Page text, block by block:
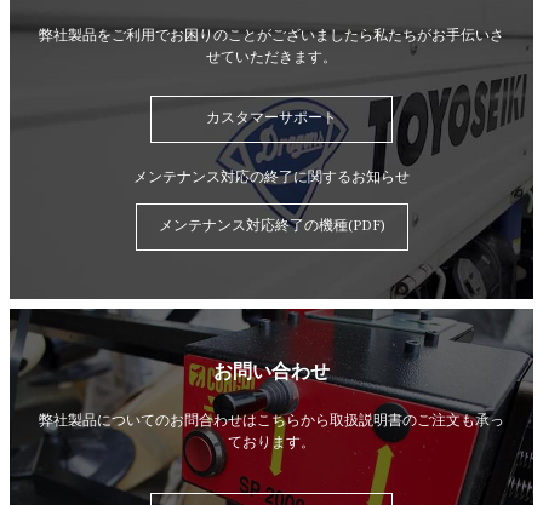
弊社製品をご利用でお困りのことがございましたら私たちがお手伝いさ
せていただきます。
カスタマーサポート
メンテナンス対応の終了に関するお知らせ
メンテナンス対応終了の機種(PDF)
お問い合わせ
弊社製品についてのお問合わせはこちらから取扱説明書のご注文も承っ
ております。